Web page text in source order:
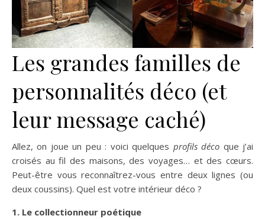
Les grandes familles de
personnalités déco (et
leur message caché)
Allez, on joue un peu : voici quelques profils déco que j’ai
croisés au fil des maisons, des voyages… et des cœurs.
Peut-être vous reconnaîtrez-vous entre deux lignes (ou
deux coussins). Quel est votre intérieur déco ?
1. Le collectionneur poétique